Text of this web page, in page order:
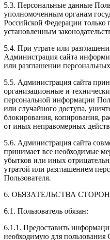
5.3. Персональные данные
уполномоченным органам
Российской Федерации только
установленным
5.4. При утрате или
Администрация сайта
или разглашении
5.5. Администрация сайта
организационные и
персональной информации
или случайного доступа,
блокирования, копирования,
от иных неправомерных
5.6. Администрация сайта
принимает все необходимые
убытков или иных
утратой или разглашением
Пользователя.
6. ОБЯЗАТЕЛЬСТВА СТОРОН
6.1. Пользователь обязан:
6.1.1. Предоставить
необходимую для пользования